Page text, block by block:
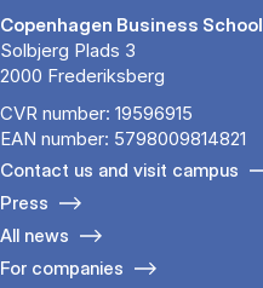
Copenhagen Business School
Solbjerg Plads 3
2000 Frederiksberg
CVR number: 19596915
EAN number: 5798009814821
Contact us and visit campus
Press
All news
For companies